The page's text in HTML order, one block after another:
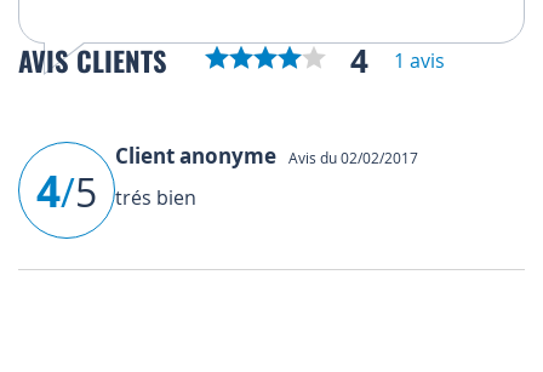
AVIS CLIENTS 4 1 avis
4/5
Client anonyme Avis du 02/02/2017
trés bien